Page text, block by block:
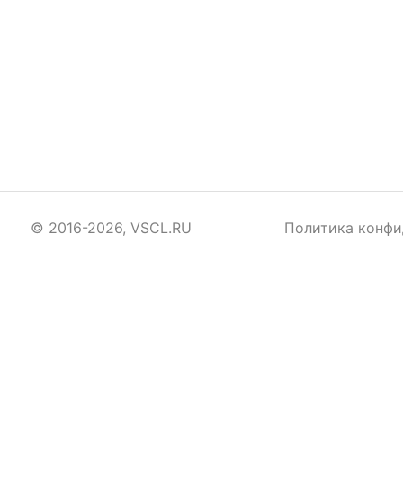
© 2016-2026, VSCL.RU Политика